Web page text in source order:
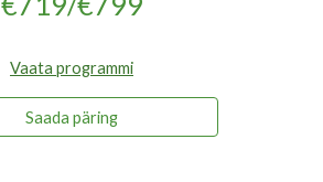
Vaata programmi
Saada päring